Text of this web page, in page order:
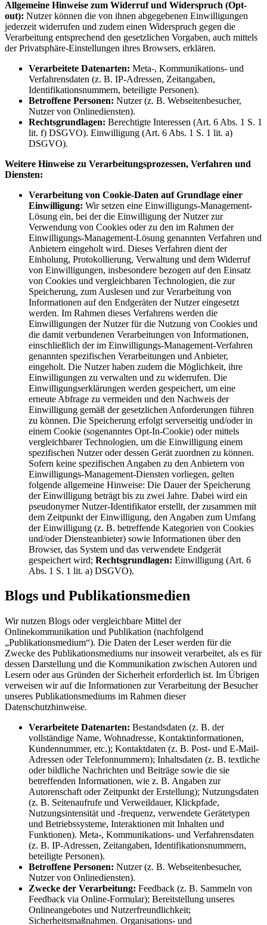
Allgemeine Hinweise zum Widerruf und Widerspruch (Opt-
out): Nutzer können die von ihnen abgegebenen Einwilligungen
jederzeit widerrufen und zudem einen Widerspruch gegen die
Verarbeitung entsprechend den gesetzlichen Vorgaben, auch mittels
der Privatsphäre-Einstellungen ihres Browsers, erklären.
Verarbeitete Datenarten: Meta-, Kommunikations- und
Verfahrensdaten (z. B. IP-Adressen, Zeitangaben,
Identifikationsnummern, beteiligte Personen).
Betroffene Personen: Nutzer (z. B. Webseitenbesucher,
Nutzer von Onlinediensten).
Rechtsgrundlagen: Berechtigte Interessen (Art. 6 Abs. 1 S. 1
lit. f) DSGVO). Einwilligung (Art. 6 Abs. 1 S. 1 lit. a)
DSGVO).
Weitere Hinweise zu Verarbeitungsprozessen, Verfahren und
Diensten:
Verarbeitung von Cookie-Daten auf Grundlage einer
Einwilligung: Wir setzen eine Einwilligungs-Management-
Lösung ein, bei der die Einwilligung der Nutzer zur
Verwendung von Cookies oder zu den im Rahmen der
Einwilligungs-Management-Lösung genannten Verfahren und
Anbietern eingeholt wird. Dieses Verfahren dient der
Einholung, Protokollierung, Verwaltung und dem Widerruf
von Einwilligungen, insbesondere bezogen auf den Einsatz
von Cookies und vergleichbaren Technologien, die zur
Speicherung, zum Auslesen und zur Verarbeitung von
Informationen auf den Endgeräten der Nutzer eingesetzt
werden. Im Rahmen dieses Verfahrens werden die
Einwilligungen der Nutzer für die Nutzung von Cookies und
die damit verbundenen Verarbeitungen von Informationen,
einschließlich der im Einwilligungs-Management-Verfahren
genannten spezifischen Verarbeitungen und Anbieter,
eingeholt. Die Nutzer haben zudem die Möglichkeit, ihre
Einwilligungen zu verwalten und zu widerrufen. Die
Einwilligungserklärungen werden gespeichert, um eine
erneute Abfrage zu vermeiden und den Nachweis der
Einwilligung gemäß der gesetzlichen Anforderungen führen
zu können. Die Speicherung erfolgt serverseitig und/oder in
einem Cookie (sogenanntes Opt-In-Cookie) oder mittels
vergleichbarer Technologien, um die Einwilligung einem
spezifischen Nutzer oder dessen Gerät zuordnen zu können.
Sofern keine spezifischen Angaben zu den Anbietern von
Einwilligungs-Management-Diensten vorliegen, gelten
folgende allgemeine Hinweise: Die Dauer der Speicherung
der Einwilligung beträgt bis zu zwei Jahre. Dabei wird ein
pseudonymer Nutzer-Identifikator erstellt, der zusammen mit
dem Zeitpunkt der Einwilligung, den Angaben zum Umfang
der Einwilligung (z. B. betreffende Kategorien von Cookies
und/oder Diensteanbieter) sowie Informationen über den
Browser, das System und das verwendete Endgerät
gespeichert wird; Rechtsgrundlagen: Einwilligung (Art. 6
Abs. 1 S. 1 lit. a) DSGVO).
Blogs und Publikationsmedien
Wir nutzen Blogs oder vergleichbare Mittel der
Onlinekommunikation und Publikation (nachfolgend
„Publikationsmedium“). Die Daten der Leser werden für die
Zwecke des Publikationsmediums nur insoweit verarbeitet, als es für
dessen Darstellung und die Kommunikation zwischen Autoren und
Lesern oder aus Gründen der Sicherheit erforderlich ist. Im Übrigen
verweisen wir auf die Informationen zur Verarbeitung der Besucher
unseres Publikationsmediums im Rahmen dieser
Datenschutzhinweise.
Verarbeitete Datenarten: Bestandsdaten (z. B. der
vollständige Name, Wohnadresse, Kontaktinformationen,
Kundennummer, etc.); Kontaktdaten (z. B. Post- und E-Mail-
Adressen oder Telefonnummern); Inhaltsdaten (z. B. textliche
oder bildliche Nachrichten und Beiträge sowie die sie
betreffenden Informationen, wie z. B. Angaben zur
Autorenschaft oder Zeitpunkt der Erstellung); Nutzungsdaten
(z. B. Seitenaufrufe und Verweildauer, Klickpfade,
Nutzungsintensität und -frequenz, verwendete Gerätetypen
und Betriebssysteme, Interaktionen mit Inhalten und
Funktionen). Meta-, Kommunikations- und Verfahrensdaten
(z. B. IP-Adressen, Zeitangaben, Identifikationsnummern,
beteiligte Personen).
Betroffene Personen: Nutzer (z. B. Webseitenbesucher,
Nutzer von Onlinediensten).
Zwecke der Verarbeitung: Feedback (z. B. Sammeln von
Feedback via Online-Formular); Bereitstellung unseres
Onlineangebotes und Nutzerfreundlichkeit;
Sicherheitsmaßnahmen. Organisations- und